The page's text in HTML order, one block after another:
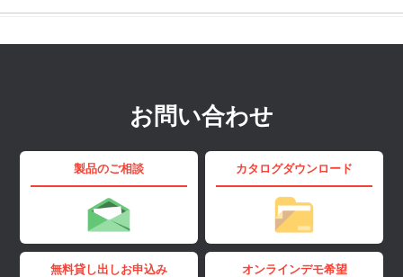
お問い合わせ
製品のご相談 カタログダウンロード
無料貸し出しお申込み オンラインデモ希望